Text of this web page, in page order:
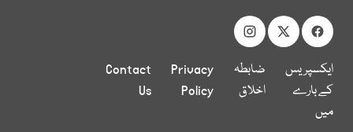
ایکسپریس
کے بارے
میں
ضابطہ
اخلاق
Privacy
Policy
Contact
Us